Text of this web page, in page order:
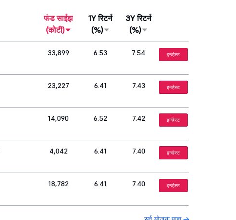
फंड साईझ
(कोटी)
1Y रिटर्न
(%)
3Y रिटर्न
(%)
33,899 6.53 7.54 इन्व्हेस्ट
23,227 6.41 7.43 इन्व्हेस्ट
14,090 6.52 7.42 इन्व्हेस्ट
4,042 6.41 7.40 इन्व्हेस्ट
18,782 6.41 7.40 इन्व्हेस्ट